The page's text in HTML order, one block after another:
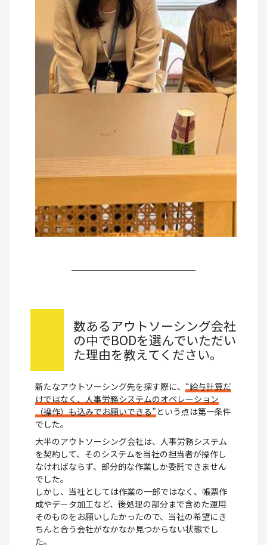
数あるアウトソーシング会社
の中でBODを選んでいただい
た理由を教えてください。
新たなアウトソーシング先を探す際に、“給与計算だ
けではなく、人事労務システムのオペレーション
（操作）も込みでお願いできる”という点は第一条件
でした。
大半のアウトソーシング会社は、人事労務システム
を契約して、そのシステムを当社の担当者が操作し
なければならず、部分的な作業しか委託できません
でした。
しかし、当社としては作業の一部ではなく、帳票作
成やデータ加工など、後処理の部分まで含めた運用
そのものをお願いしたかったので、当社の希望にき
ちんと合う会社がなかなか見つからない状態でし
た。